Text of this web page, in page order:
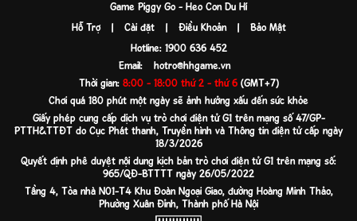
Game Piggy Go - Heo Con Du Hí
Hỗ Trợ
| Cài đặt | Điều Khoản |
Bảo Mật
Hotline: 1900 636 452
Email:
hotro@hhgame.vn
Thời gian: 8:00 - 18:00 thứ 2 - thứ 6 (GMT+7)
Chơi quá 180 phút một ngày sẽ ảnh hưởng xấu đến sức khỏe
Giấy phép cung cấp dịch vụ trò chơi điện tử G1 trên mạng số 47/GP-
PTTH&TTĐT do Cục Phát thanh, Truyền hình và Thông tin điện tử cấp ngày
18/3/2026
Quyết định phê duyệt nội dung kịch bản trò chơi điện tử G1 trên mạng số:
965/QĐ-BTTTT ngày 26/05/2022
Tầng 4, Tòa nhà N01-T4 Khu Đoàn Ngoại Giao, đường Hoàng Minh Thảo,
Phường Xuân Đỉnh, Thành phố Hà Nội